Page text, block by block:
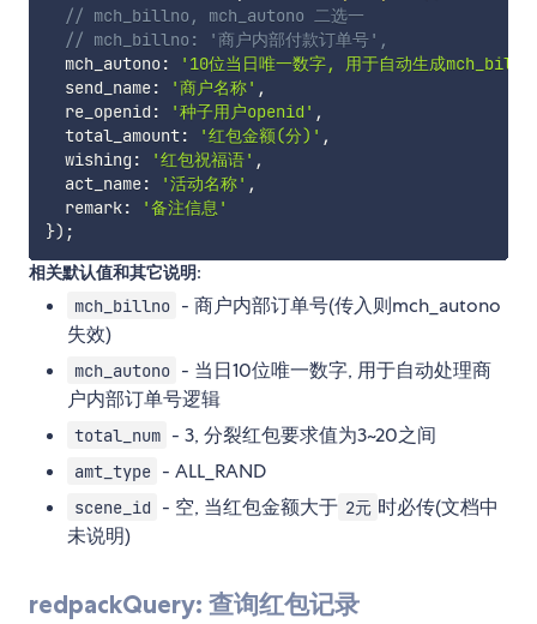
// mch_billno, mch_autono 二选一
// mch_billno: '商户内部付款订单号',
  mch_autono
:
'10位当日唯一数字, 用于自动生成
  send_name
: '商户名称' ,
  re_openid
: '种子用户openid' ,
  total_amount
: '红包金额(分)' ,
  wishing
: '红包祝福语' ,
  act_name
: '活动名称' ,
  remark
:
'备注信息'
}) ;
相关默认值和其它说明:
mch_billno - 商户内部订单号(传入则mch_autono
失效)
mch_autono - 当日10位唯一数字, 用于自动处理商
户内部订单号逻辑
total_num - 3, 分裂红包要求值为3~20之间
amt_type - ALL_RAND
scene_id - 空, 当红包金额大于 2元 时必传(文档中
未说明)
redpackQuery: 查询红包记录